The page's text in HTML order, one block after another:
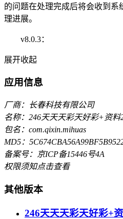
的问题在处理完成后将会收到系
理进展。
v8.0.3：
展开收起
应用信息
厂商：长春科技有限公司
名称：246天天天彩天好彩+资料
包名：com.qixin.mihuas
MD5：
备案号：京ICP备15446号4A
权限须知点击查看
其他版本
246天天天彩天好彩+